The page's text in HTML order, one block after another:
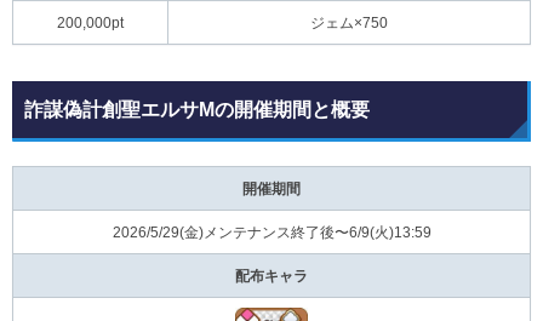
200,000pt ジェム×750
詐謀偽計創聖エルサMの開催期間と概要
開催期間
2026/5/29(⾦)メンテナンス終了後〜6/9(⽕)13:59
配布キャラ